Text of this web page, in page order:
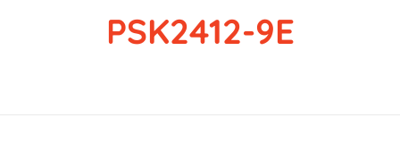
CYP Trading
Professionelle ErsatzteilbeschaffungPSK2412-9E